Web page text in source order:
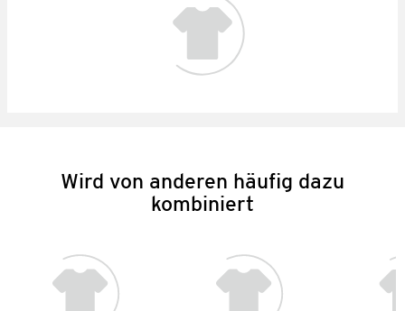
Wird von anderen häufig dazu
kombiniert